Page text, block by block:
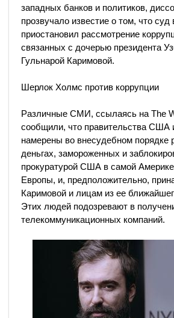
западных банков и политиков,
прозвучало известие о том, что
приостановил рассмотрение
связанных с дочерью президента
Гульнарой Каримовой.
Шерлок Холмс против коррупции
Различные СМИ, ссылаясь на The
сообщили, что правительства США
намерены во внесудебном порядке
деньгах, замороженных и
прокуратурой США в самой
Европы, и, предположительно,
Каримовой и лицам из ее
Этих людей подозревают в
телекоммуникационных компаний.